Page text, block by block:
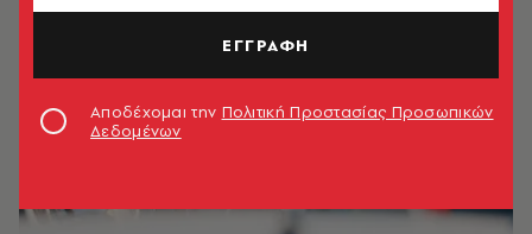
ΕΓΓΡΑΦΗ
Αποδέχομαι την Πολιτική Προστασίας Προσωπικών
Δεδομένων